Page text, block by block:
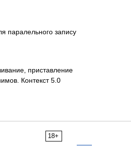
паралельного запису
приставление
Контекст 5.0
18+